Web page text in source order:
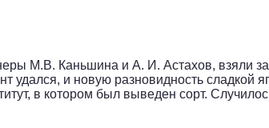
М.В. Каньшина и А. И. Астахов, взяли
удался, и новую разновидность
в котором был выведен сорт.